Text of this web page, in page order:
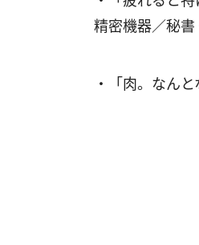
精密機器／秘書
・「肉。なん